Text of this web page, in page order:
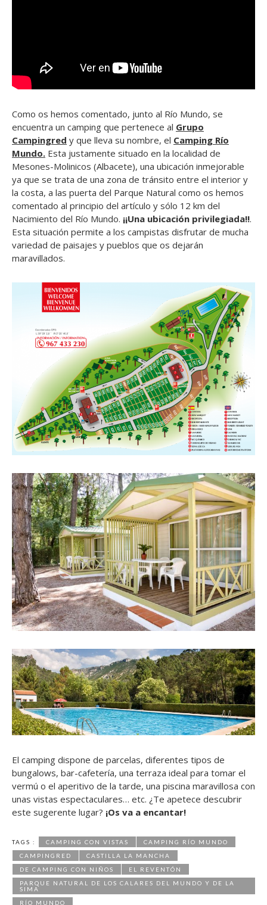
Como os hemos comentado, junto al Río Mundo, se
encuentra un camping que pertenece al Grupo
Campingred y que lleva su nombre, el Camping Río
Mundo. Esta justamente situado en la localidad de
Mesones-Molinicos (Albacete), una ubicación inmejorable
ya que se trata de una zona de tránsito entre el interior y
la costa, a las puerta del Parque Natural como os hemos
comentado al principio del artículo y sólo 12 km del
Nacimiento del Río Mundo. ¡¡Una ubicación privilegiada!!.
Esta situación permite a los campistas disfrutar de mucha
variedad de paisajes y pueblos que os dejarán
maravillados.
El camping dispone de parcelas, diferentes tipos de
bungalows, bar-cafetería, una terraza ideal para tomar el
vermú o el aperitivo de la tarde, una piscina maravillosa con
unas vistas espectaculares… etc. ¿Te apetece descubrir
este sugerente lugar? ¡Os va a encantar!
TAGS : CAMPING CON VISTAS
CAMPING RÍO MUNDO
CAMPINGRED
CASTILLA LA MANCHA
DE CAMPING CON NIÑOS
EL REVENTÓN
PARQUE NATURAL DE LOS CALARES DEL MUNDO Y DE LA
SIMA
RÍO MUNDO